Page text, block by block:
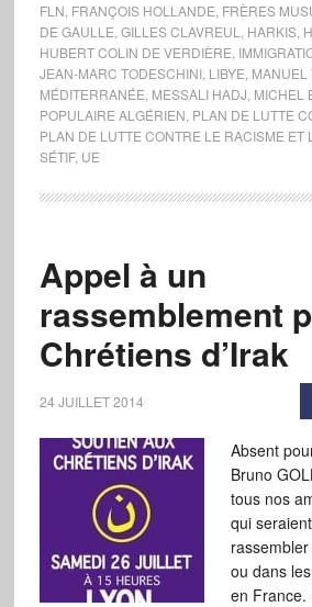
FLN FRANÇOIS HOLLANDE FRÈRES
DE GAULLE GILLES CLAVREUL HARKIS,
HUBERT COLIN DE VERDIÈRE
JEAN-MARC TODESCHINI, LIBYE MANUEL
MÉDITERRANÉE MESSALI HADJ MICHEL
POPULAIRE ALGÉRIEN PLAN DE LUTTE
PLAN DE LUTTE CONTRE LE RACISME ET
SÉTIF, UE
Appel à un
rassemblement
Chrétiens d’Irak
24 JUILLET 2014
Absent
Bruno
tous nos
qui
ou dans
en France.